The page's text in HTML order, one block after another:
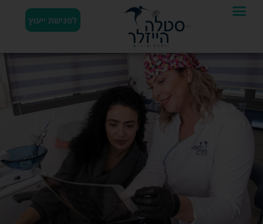
לפגישת ייעוץ